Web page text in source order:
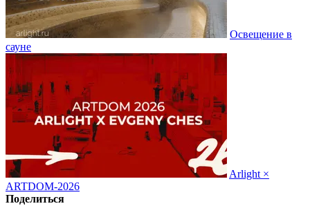
Освещение в
сауне
Arlight ×
ARTDOM-2026
Поделиться